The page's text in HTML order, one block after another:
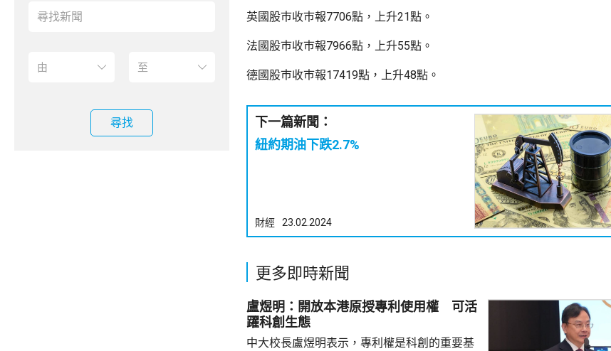
尋找
英國股巿收巿報7706點，上升21點。
法國股巿收巿報7966點，上升55點。
德國股巿收巿報17419點，上升48點。
下一篇新聞：
紐約期油下跌2.7%
財經 23.02.2024
更多即時新聞
盧煜明：開放本港原授專利使用權 可活
躍科創生態
中大校長盧煜明表示，專利權是科創的重要基